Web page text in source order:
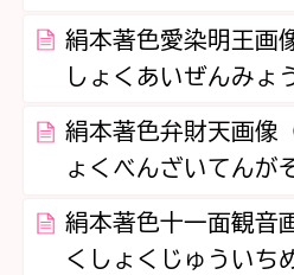
絹本著色愛染明王画
しょくあいぜんみょ
絹本著色弁財天画像
ょくべんざいてんが
絹本著色十一面観音
くしょくじゅういち